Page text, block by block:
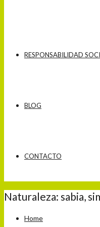
RESPONSABILIDAD
BLOG
CONTACTO
Naturaleza: sabia,
Home